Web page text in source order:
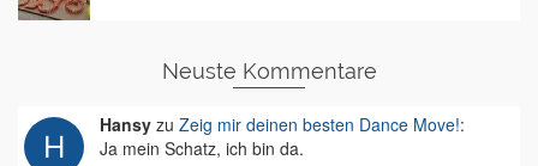
Neuste Kommentare
Hansy zu Zeig mir deinen besten Dance Move!:
Ja mein Schatz, ich bin da.